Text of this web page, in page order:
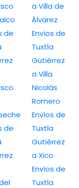
de
de
a Villa de
Álvarez
Envíos de
Tuxtla
Gutiérrez
a Villa
Nicolás
Romero
Envíos de
Tuxtla
Gutiérrez
a Xico
Envíos de
Tuxtla